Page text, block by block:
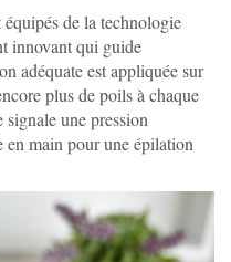
de la technologie
innovant qui guide
adéquate est appliquée sur
plus de poils à chaque
une pression
en main pour une épilation